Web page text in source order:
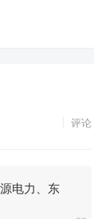
评论
电力、东